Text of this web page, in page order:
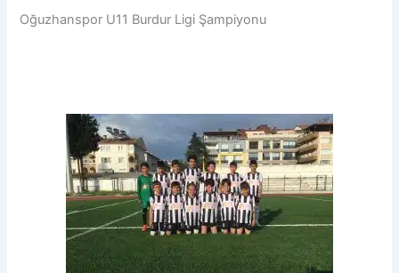
Oğuzhanspor U11 Burdur Ligi Şampiyonu